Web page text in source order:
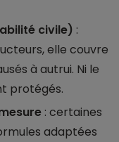
civile) :
elle couvre
à autrui. Ni le
protégés.
: certaines
adaptées